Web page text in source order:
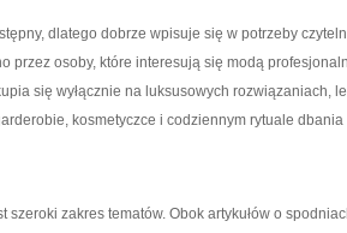
dlatego dobrze wpisuje się w potrzeby
przez osoby, które interesują się modą
się wyłącznie na luksusowych rozwiązaniach,
kosmetyczce i codziennym rytuale
szeroki zakres tematów. Obok artykułów o